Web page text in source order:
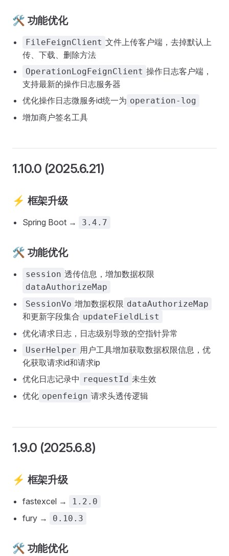
🛠️ 功能优化
FileFeignClient 文件上传客户端，去掉默认上
传、下载、删除方法
OperationLogFeignClient 操作日志客户端，
支持最新的操作日志服务器
优化操作日志微服务id统一为 operation-log
增加商户签名工具
1.10.0 (2025.6.21)
⚡ 框架升级
Spring Boot → 3.4.7
🛠️ 功能优化
session 透传信息，增加数据权限
dataAuthorizeMap
SessionVo 增加数据权限 dataAuthorizeMap
和更新字段集合 updateFieldList
优化请求日志，日志级别导致的空指针异常
UserHelper 用户工具增加获取数据权限信息，优
化获取请求id和请求ip
优化日志记录中 requestId 未生效
优化 openfeign 请求头透传逻辑
1.9.0 (2025.6.8)
⚡ 框架升级
fastexcel → 1.2.0
fury → 0.10.3
🛠️ 功能优化